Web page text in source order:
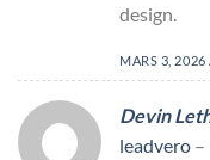
design.
MARS 3,
Devin
leadvero –